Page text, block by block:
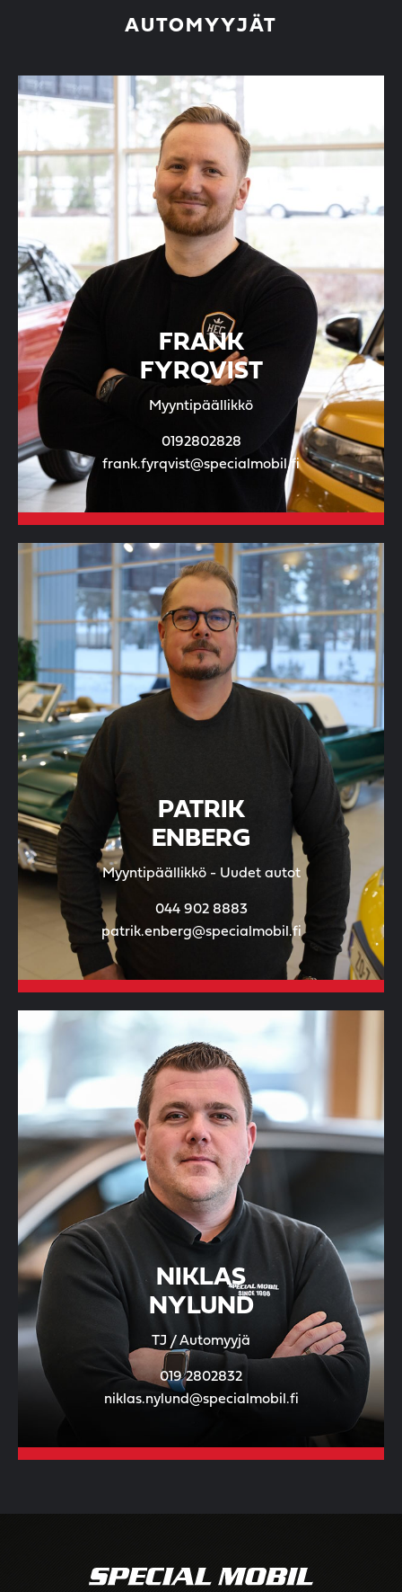
AUTOMYYJÄT
FRANK
FYRQVIST
Myyntipäällikkö
0192802828
frank.fyrqvist@specialmobil.fi
PATRIK
ENBERG
Myyntipäällikkö - Uudet autot
044 902 8883
patrik.enberg@specialmobil.fi
NIKLAS
NYLUND
TJ / Automyyjä
019 2802832
niklas.nylund@specialmobil.fi